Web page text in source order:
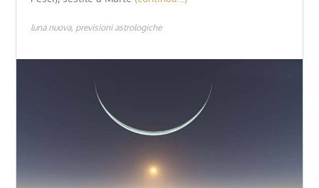
luna nuova previsioni astrologiche